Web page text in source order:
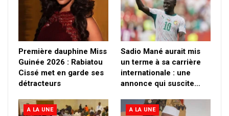
Première dauphine Miss
Guinée 2026 : Rabiatou
Cissé met en garde ses
détracteurs
Sadio Mané aurait mis
un terme à sa carrière
internationale : une
annonce qui suscite…
A LA UNE A LA UNE